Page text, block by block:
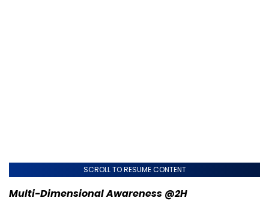
SCROLL TO RESUME CONTENT
Multi-Dimensional Awareness @2H